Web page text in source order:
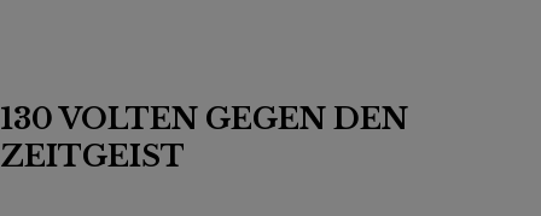
130 VOLTEN GEGEN DEN
ZEITGEIST